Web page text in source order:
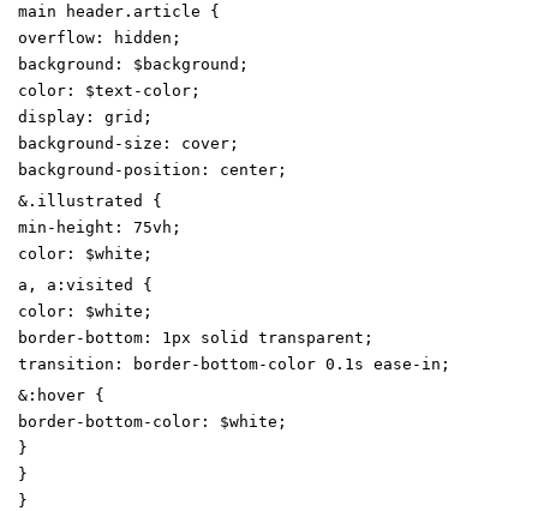
main
header . article
{
overflow : hidden ;
background : $background ;
color : $text-color ;
display : grid ;
background-size : cover ;
background-position : center ;
& . illustrated
{
min-height : 75vh ;
color : $white ;
a , a : visited
{
color : $white ;
border-bottom : 1 px solid transparent ;
transition : border-bottom- color 0 .1 s ease-in ;
& : hover {
border-bottom-color : $white ;
}
}
}